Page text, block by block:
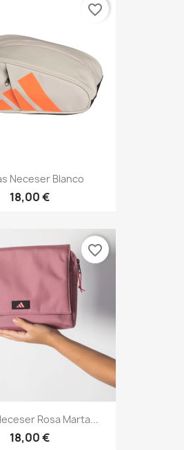
Neceser Blanco
18,00 €
favorite_border
Rosa Marta...
18,00 €
favorite_border